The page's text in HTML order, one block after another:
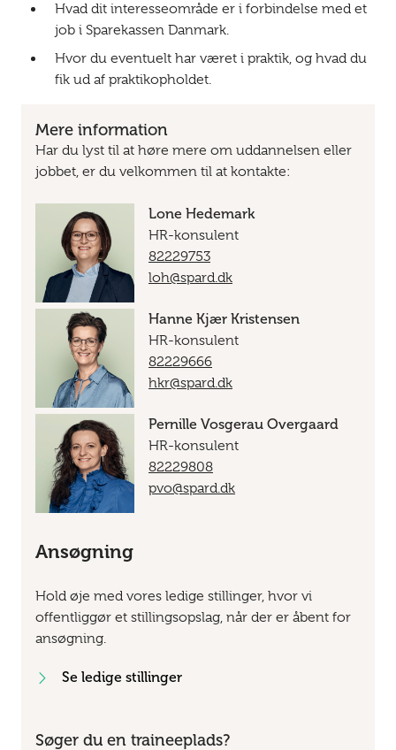
Hvad dit interesseområde er i forbindelse med et
job i Sparekassen Danmark.
Hvor du eventuelt har været i praktik, og hvad du
fik ud af praktikopholdet.
Mere information
Har du lyst til at høre mere om uddannelsen eller
jobbet, er du velkommen til at kontakte:
Lone Hedemark
HR-konsulent
82229753
loh@spard.dk
Hanne Kjær Kristensen
HR-konsulent
82229666
hkr@spard.dk
Pernille Vosgerau Overgaard
HR-konsulent
82229808
pvo@spard.dk
Ansøgning
Hold øje med vores ledige stillinger, hvor vi
offentliggør et stillingsopslag, når der er åbent for
ansøgning.
Se ledige stillinger
Søger du en traineeplads?